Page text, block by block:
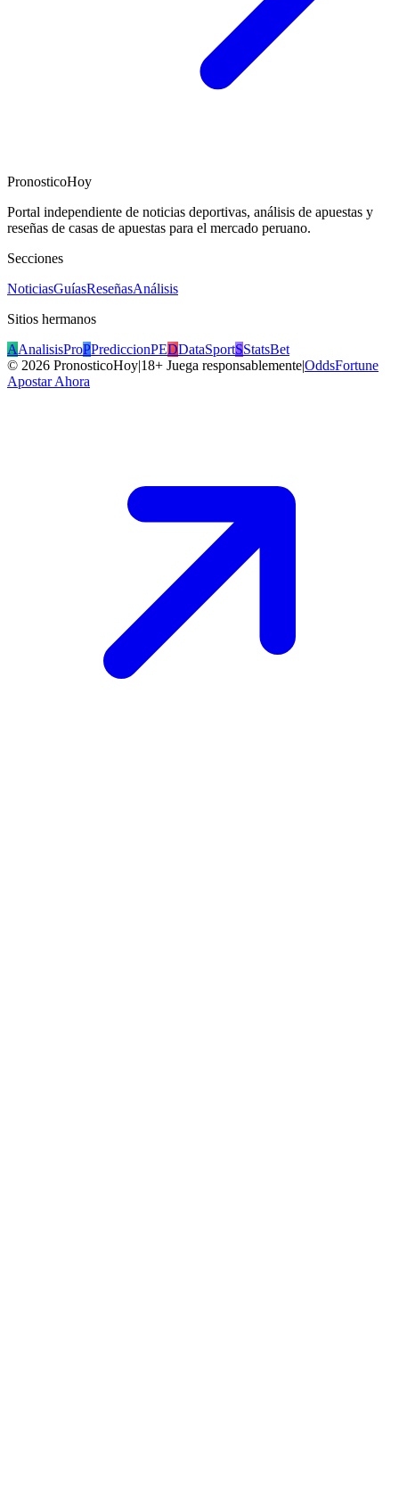
PronosticoHoy
Portal independiente de noticias deportivas, análisis de apuestas y
reseñas de casas de apuestas para el mercado peruano.
Secciones
NoticiasGuíasReseñasAnálisis
Sitios hermanos
AAnalisisProPPrediccionPEDDataSportSStatsBet
© 2026 PronosticoHoy|18+ Juega responsablemente|OddsFortune
Apostar Ahora